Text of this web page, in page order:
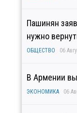
Пашинян
нужно
ОБЩЕСТВО 06
В Армении
ЭКОНОМИКА 06